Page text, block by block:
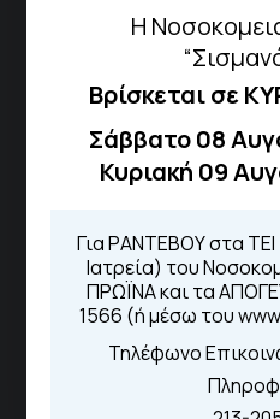
Η
Βρίσκεται σε
Σάββατο 08
Κυριακή 09
Για ΡΑΝΤΕΒΟΥ στα
Ιατρεία) του
ΠΡΩΪΝΑ και τα
1566 (ή μέσω του
Τηλέφωνο
Πως να έρθετε
Τηλέφωνα
Για τα πρωινά
ιατρεία:
Καλώντας
1566
Μέσω της
App"